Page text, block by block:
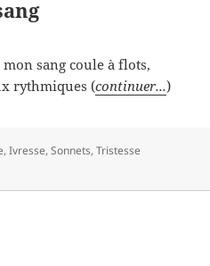
sang coule à flots,
rythmiques (continuer...)
,Ivresse,Sonnets,Tristesse